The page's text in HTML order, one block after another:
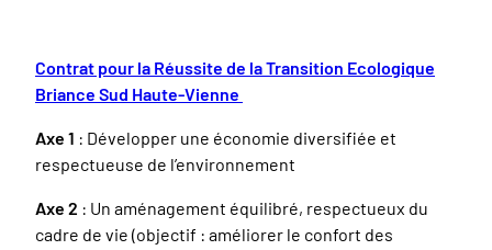
Contrat pour la Réussite de la Transition Ecologique
Briance Sud Haute-Vienne
Axe 1 : Développer une économie diversifiée et
respectueuse de l’environnement
Axe 2 : Un aménagement équilibré, respectueux du
cadre de vie (objectif : améliorer le confort des